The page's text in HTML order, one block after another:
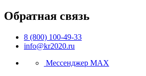
Обратная связь
8 (800) 100-49-33
info@kr2020.ru
Мессенджер MAX